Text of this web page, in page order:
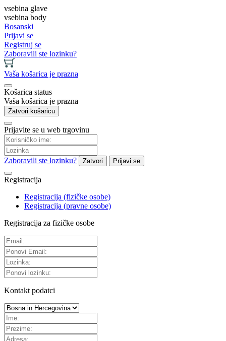
vsebina glave
vsebina body
Bosanski
Prijavi se
Registruj se
Zaboravili ste lozinku?
Vaša košarica je prazna
Košarica status
Vaša košarica je prazna
Zatvori košaricu
Prijavite se u web trgovinu
Zaboravili ste lozinku? Zatvori Prijavi se
Registracija
Registracija (fizičke osobe)
Registracija (pravne osobe)
Registracija za fizičke osobe
Kontakt podatci